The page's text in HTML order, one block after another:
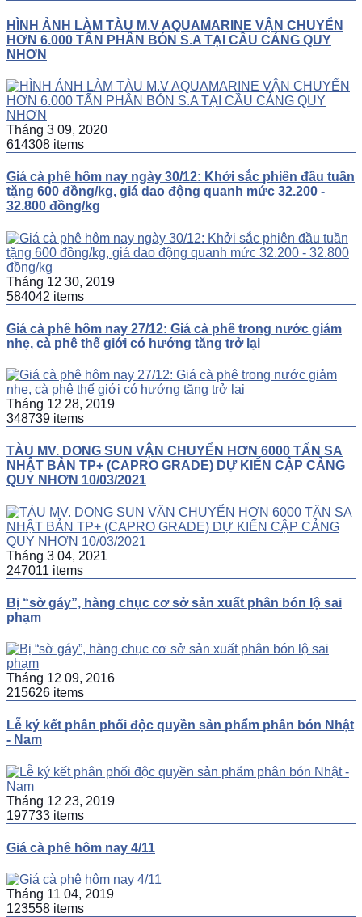
HÌNH ẢNH LÀM TÀU M.V AQUAMARINE VẬN CHUYỂN
HƠN 6.000 TẤN PHÂN BÓN S.A TẠI CẦU CẢNG QUY
NHƠN
Tháng 3 09, 2020
614308 items
Giá cà phê hôm nay ngày 30/12: Khởi sắc phiên đầu tuần
tặng 600 đồng/kg, giá dao động quanh mức 32.200 -
32.800 đồng/kg
Tháng 12 30, 2019
584042 items
Giá cà phê hôm nay 27/12: Giá cà phê trong nước giảm
nhẹ, cà phê thế giới có hướng tăng trở lại
Tháng 12 28, 2019
348739 items
TÀU MV. DONG SUN VẬN CHUYỂN HƠN 6000 TẤN SA
NHẬT BẢN TP+ (CAPRO GRADE) DỰ KIẾN CẬP CẢNG
QUY NHƠN 10/03/2021
Tháng 3 04, 2021
247011 items
Bị “sờ gáy”, hàng chục cơ sở sản xuất phân bón lộ sai
phạm
Tháng 12 09, 2016
215626 items
Lễ ký kết phân phối độc quyền sản phẩm phân bón Nhật
- Nam
Tháng 12 23, 2019
197733 items
Giá cà phê hôm nay 4/11
Tháng 11 04, 2019
123558 items